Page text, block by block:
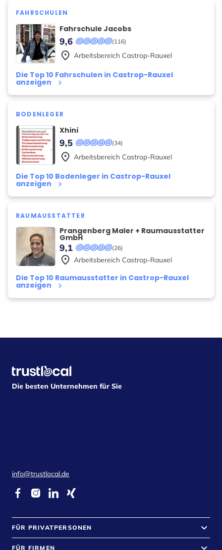
FAHRSCHULEN
Fahrschule Jacobs
(116)
9,6
Die Top 10 Fahrschulen in Castrop-Rauxel
anzeigen keyboard_arrow_right
place Arbeitsbereich Castrop-Rauxel
BODENLEGER
Xhini
(34)
9,5
Die Top 10 Bodenleger in Castrop-Rauxel
anzeigen keyboard_arrow_right
place Arbeitsbereich Castrop-Rauxel
RAUMAUSSTATTER
Prangenberg Maler + Raumausstatter
GmbH
(26)
9,1
Die Top 10 Raumausstatter in Castrop-Rauxel
anzeigen keyboard_arrow_right
place Arbeitsbereich Castrop-Rauxel
Die besten Unternehmen für Sie
info@trustlocal.de
FÜR PRIVATPERSONEN keyboard_arrow_down
FÜR FIRMEN